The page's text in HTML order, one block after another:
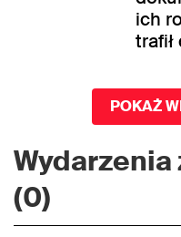
ich
POKAŻ
(0)